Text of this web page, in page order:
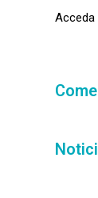
Acceda